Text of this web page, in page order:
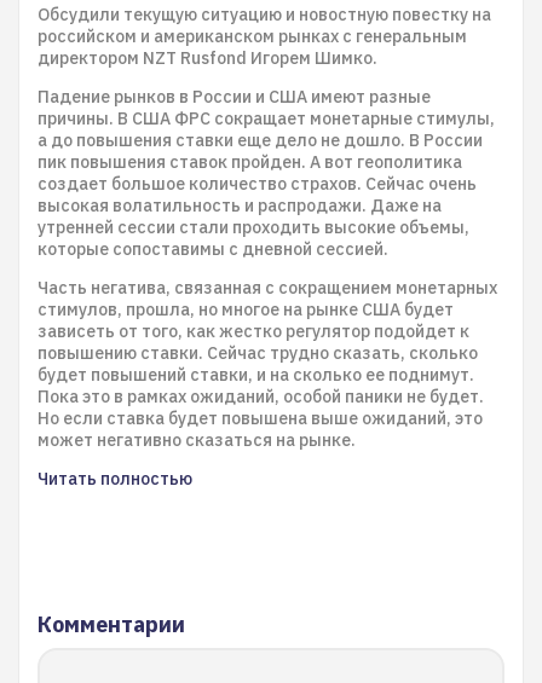
Обсудили текущую ситуацию и новостную повестку на
российском и американском рынках с генеральным
директором NZT Rusfond Игорем Шимко.
Падение рынков в России и США имеют разные
причины. В США ФРС сокращает монетарные стимулы,
а до повышения ставки еще дело не дошло. В России
пик повышения ставок пройден. А вот геополитика
создает большое количество страхов. Сейчас очень
высокая волатильность и распродажи. Даже на
утренней сессии стали проходить высокие объемы,
которые сопоставимы с дневной сессией.
Часть негатива, связанная с сокращением монетарных
стимулов, прошла, но многое на рынке США будет
зависеть от того, как жестко регулятор подойдет к
повышению ставки. Сейчас трудно сказать, сколько
будет повышений ставки, и на сколько ее поднимут.
Пока это в рамках ожиданий, особой паники не будет.
Но если ставка будет повышена выше ожиданий, это
может негативно сказаться на рынке.
Читать полностью
Комментарии